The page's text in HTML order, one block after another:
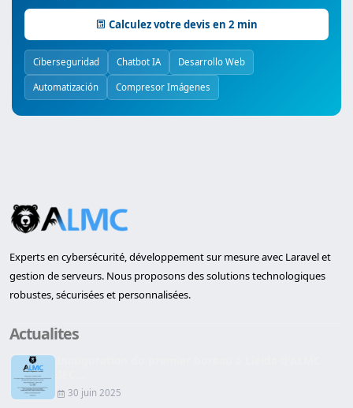
Calculez votre devis en 2 min
Ciberseguridad Chatbot IA Desarrollo Web
Automatización Compresor Imágenes
Experts en cybersécurité, développement sur mesure avec Laravel et
gestion de serveurs. Nous proposons des solutions technologiques
robustes, sécurisées et personnalisées.
Actualites
30 juin 2025